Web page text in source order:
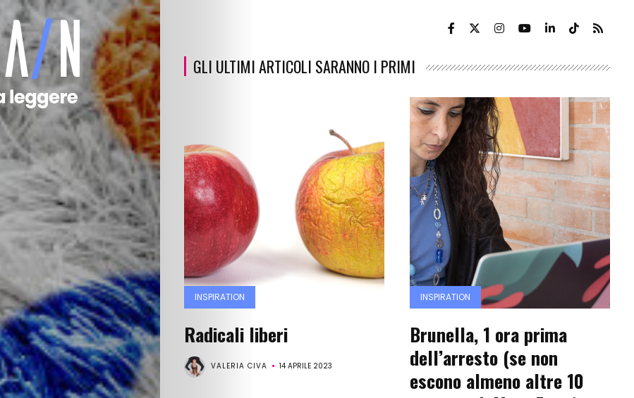
GLI ULTIMI ARTICOLI SARANNO I PRIMI
INSPIRATION
Radicali liberi
VALERIA CIVA 14 APRILE 2023
INSPIRATION
Brunella, 1 ora prima
dell’arresto (se non
escono almeno altre 10